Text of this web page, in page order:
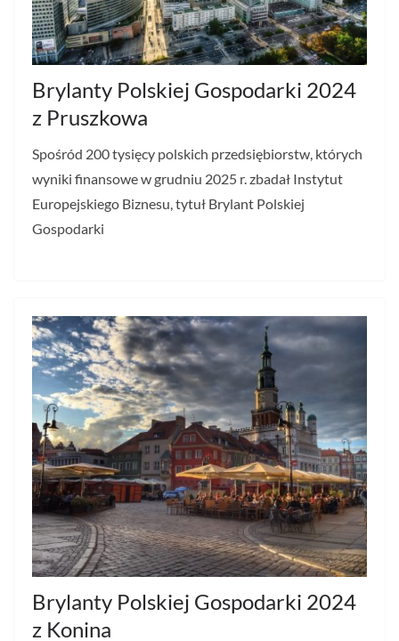
Brylanty Polskiej Gospodarki 2024
z Pruszkowa
Spośród 200 tysięcy polskich przedsiębiorstw, których
wyniki finansowe w grudniu 2025 r. zbadał Instytut
Europejskiego Biznesu, tytuł Brylant Polskiej
Gospodarki
Brylanty Polskiej Gospodarki 2024
z Konina